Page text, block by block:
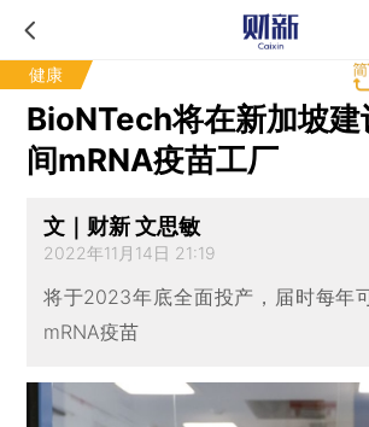
健康
BioNTech将在新加坡建
间mRNA疫苗工厂
文｜财新 文思敏
2022年11月14日 21:19
将于2023年底全面投产，届时每年
mRNA疫苗